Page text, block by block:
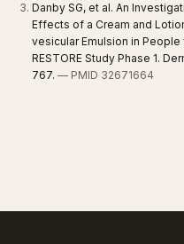
Danby SG, et al. An
Effects of a Cream and
vesicular Emulsion in People
RESTORE Study Phase 1.
767. — PMID 32671664